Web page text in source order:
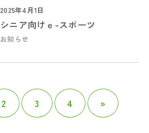
2025年4月1日
シニア向けｅ-スポーツ
お知らせ
2 3 4 »